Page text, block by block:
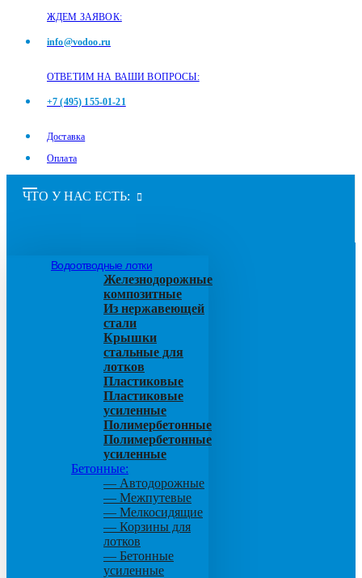
ЖДЕМ ЗАЯВОК:
info@vodoo.ru
ОТВЕТИМ НА ВАШИ ВОПРОСЫ:
+7 (495) 155-01-21
Доставка
Оплата
ЧТО У НАС ЕСТЬ:
Водоотводные лотки
Железнодорожные
композитные
Из нержавеющей
стали
Крышки
стальные для
лотков
Пластиковые
Пластиковые
усиленные
Полимербетонные
Полимербетонные
усиленные
Бетонные:
— Автодорожные
— Межпутевые
— Мелкосидящие
— Корзины для
лотков
— Бетонные
усиленные